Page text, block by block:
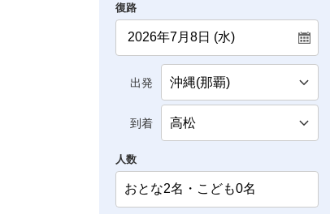
復路
出発
到着
人数